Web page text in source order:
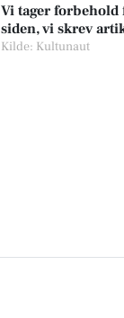
Vi tager forbehold
siden, vi skrev
Kilde: Kultunaut